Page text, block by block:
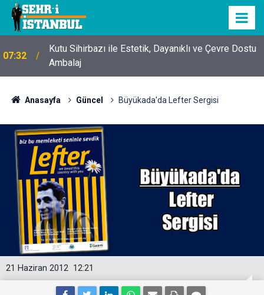
07:32
Kutu Sihirbazı ile Estetik, Dayanıklı ve Çevre Dostu
Ambalaj
Anasayfa Güncel Büyükada'da Lefter Sergisi
12:21
21 Haziran 2012